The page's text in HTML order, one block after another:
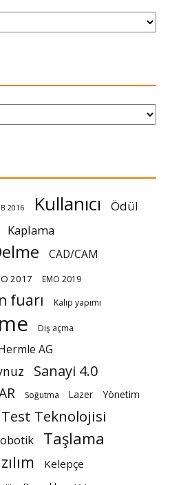
2016 Kullanıcı Ödül
Kaplama
CAD/CAM
2017 EMO 2019
fuarı Kalıp yapımı
Diş açma
AG
Sanayi 4.0
Soğutma Lazer Yönetim
Teknolojisi
Taşlama
Kelepçe